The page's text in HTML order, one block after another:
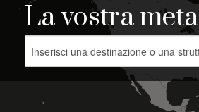
La vostra meta